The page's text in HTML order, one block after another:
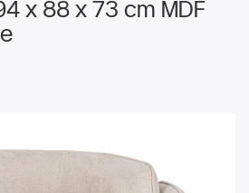
x 88 x 73 cm MDF